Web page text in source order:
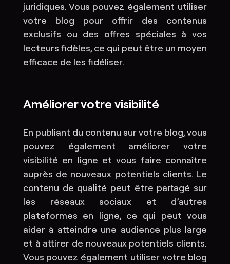
juridiques. Vous pouvez également utiliser
votre blog pour offrir des contenus
exclusifs ou des offres spéciales à vos
lecteurs fidèles, ce qui peut être un moyen
efficace de les fidéliser.
Améliorer votre visibilité
En publiant du contenu sur votre blog, vous
pouvez également améliorer votre
visibilité en ligne et vous faire connaître
auprès de nouveaux potentiels clients. Le
contenu de qualité peut être partagé sur
les réseaux sociaux et d’autres
plateformes en ligne, ce qui peut vous
aider à atteindre une audience plus large
et à attirer de nouveaux potentiels clients.
Vous pouvez également utiliser votre blog